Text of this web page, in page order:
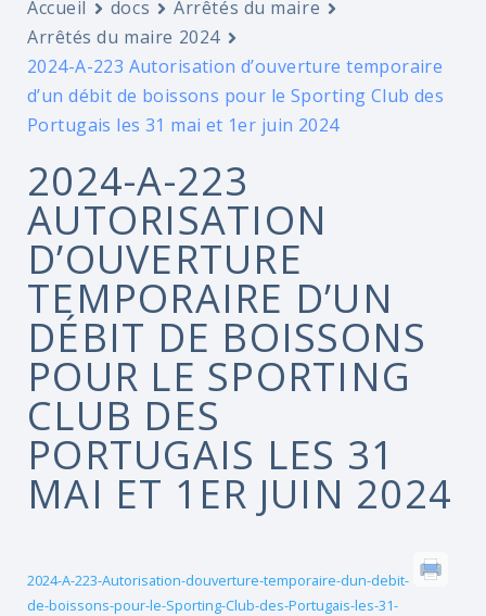
Accueil docs
Arrêtés du maire
Arrêtés du maire 2024
2024-A-223 Autorisation d’ouverture temporaire
d’un débit de boissons pour le Sporting Club des
Portugais les 31 mai et 1er juin 2024
2024-A-223
AUTORISATION
D’OUVERTURE
TEMPORAIRE D’UN
DÉBIT DE BOISSONS
POUR LE SPORTING
CLUB DES
PORTUGAIS LES 31
MAI ET 1ER JUIN 2024
2024-A-223-Autorisation-douverture-temporaire-dun-debit-
de-boissons-pour-le-Sporting-Club-des-Portugais-les-31-